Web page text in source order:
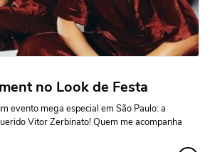
no Look de Festa
evento mega especial em São Paulo: a
Vitor Zerbinato! Quem me acompanha